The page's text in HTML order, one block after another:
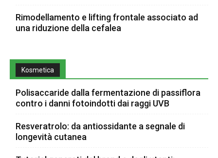
Rimodellamento e lifting frontale associato ad
una riduzione della cefalea
Kosmetica
Polisaccaride dalla fermentazione di passiflora
contro i danni fotoindotti dai raggi UVB
Resveratrolo: da antiossidante a segnale di
longevità cutanea